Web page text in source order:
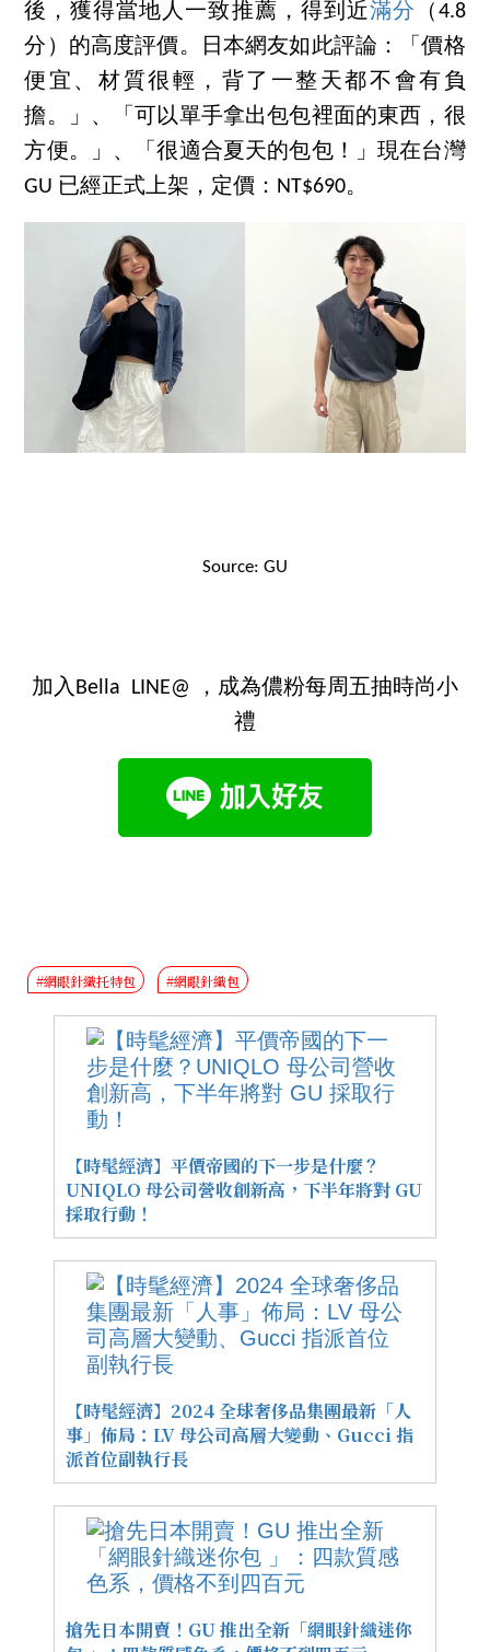
後，獲得當地人一致推薦，得到近滿分 （4.8
分）的高度評價。日本網友如此評論：「價格
便宜、材質很輕，背了一整天都不會有負
擔。」、「可以單手拿出包包裡面的東西，很
方便。」、「很適合夏天的包包！」現在台灣
GU 已經正式上架，定價：NT$690。
Source: GU
加入Bella LINE@ ，成為儂粉每周五抽時尚小
禮
#網眼針織托特包 #網眼針織包
【時髦經濟】平價帝國的下一步是什麼？
UNIQLO 母公司營收創新高，下半年將對 GU
採取行動！
【時髦經濟】2024 全球奢侈品集團最新「人
事」佈局：LV 母公司高層大變動、Gucci 指
派首位副執行長
搶先日本開賣！GU 推出全新「網眼針織迷你